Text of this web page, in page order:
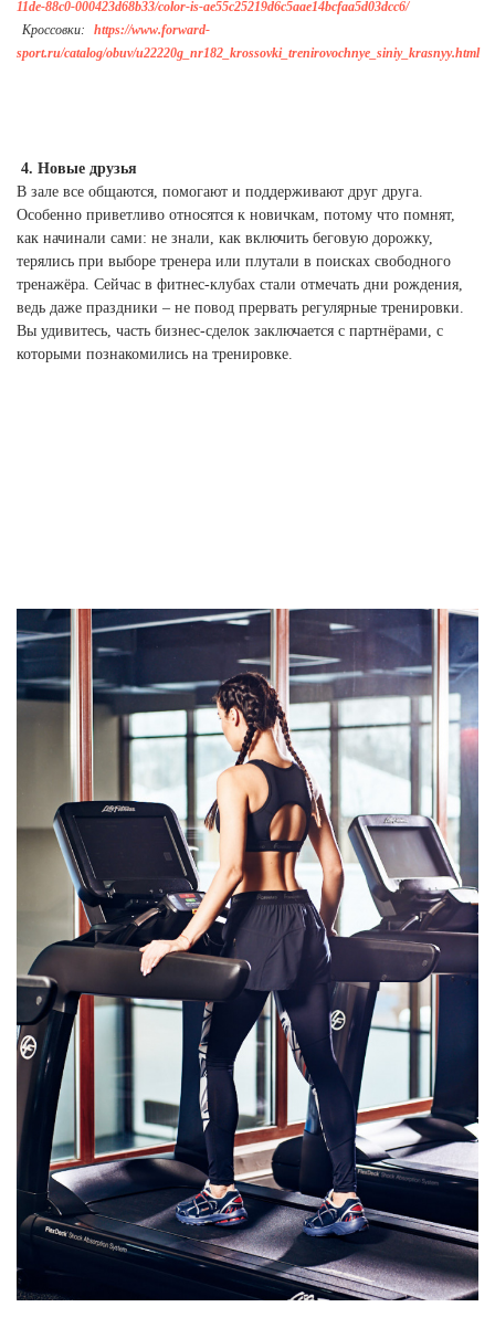
11de-88c0-000423d68b33/color-is-ae55c25219d6c5aae14bcfaa5d03dcc6/
Кроссовки:
https://www.forward-
sport.ru/catalog/obuv/u22220g_nr182_krossovki_trenirovochnye_siniy_krasnyy.html
4. Новые друзья
В зале все общаются, помогают и поддерживают друг друга.
Особенно приветливо относятся к новичкам, потому что помнят,
как начинали сами: не знали, как включить беговую дорожку,
терялись при выборе тренера или плутали в поисках свободного
тренажёра. Сейчас в фитнес-клубах стали отмечать дни рождения,
ведь даже праздники – не повод прервать регулярные тренировки.
Вы удивитесь, часть бизнес-сделок заключается с партнёрами, с
которыми познакомились на тренировке.